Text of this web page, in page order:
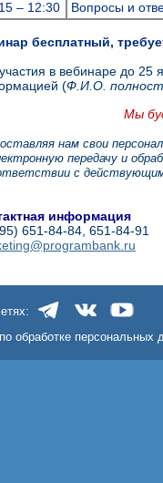
– 12:30
Вопросы и
бесплатный,
в вебинаре до 25
(Ф. И.О. полно
Мы
нам свои
передачу и
с
информация
651-84-84, 651-84-91
обработке персональных